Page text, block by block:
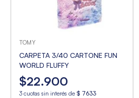
TOMY
CARPETA 3/40 CARTONE FUN
WORLD FLUFFY
$22.900
3 cuotas sin interés de $ 7633